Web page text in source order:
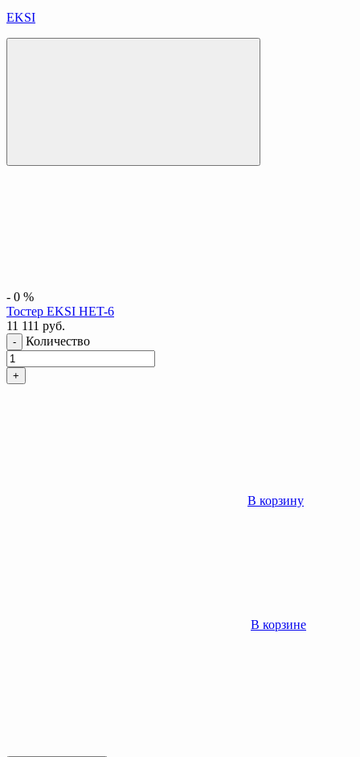
EKSI
- 0 %
Тостер EKSI HET-6
11 111 руб.
- Количество
+
В корзину
В корзине